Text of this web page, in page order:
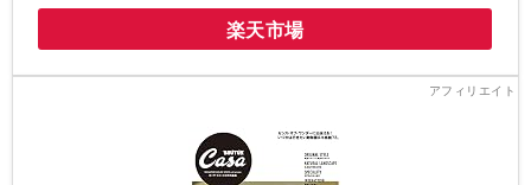
楽天市場